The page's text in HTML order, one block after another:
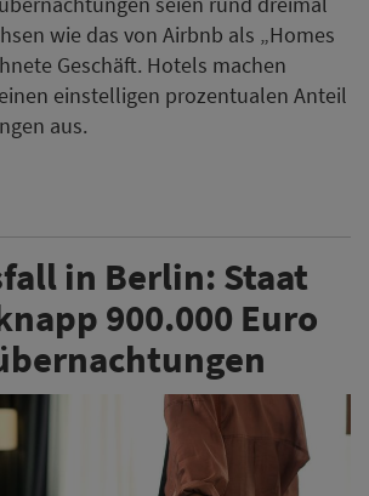
wie das von Airbnb als „Homes
Geschäft. Hotels machen
einstelligen prozentualen Anteil
aus.
in Berlin: Staat
900.000 Euro